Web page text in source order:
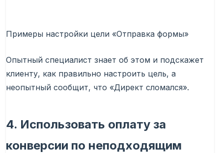
Примеры настройки цели «Отправка формы»
Опытный специалист знает об этом и подскажет
клиенту, как правильно настроить цель, а
неопытный сообщит, что «Директ сломался».
4. Использовать оплату за
конверсии по неподходящим